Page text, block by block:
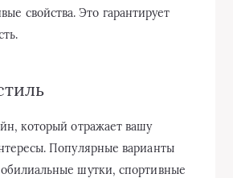
свойства. Это гарантирует
который отражает вашу
Популярные варианты
шутки, спортивные